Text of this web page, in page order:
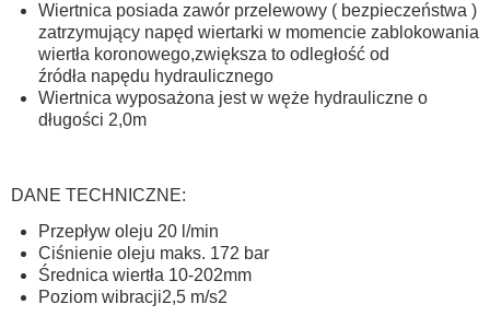
Wiertnica posiada zawór przelewowy ( bezpieczeństwa )
zatrzymujący napęd wiertarki w momencie zablokowania
wiertła koronowego,zwiększa to odległość od
źródła napędu hydraulicznego
Wiertnica wyposażona jest w węże hydrauliczne o
długości 2,0m
DANE TECHNICZNE:
Przepływ oleju 20 l/min
Ciśnienie oleju maks. 172 bar
Średnica wiertła 10-202mm
Poziom wibracji2,5 m/s2